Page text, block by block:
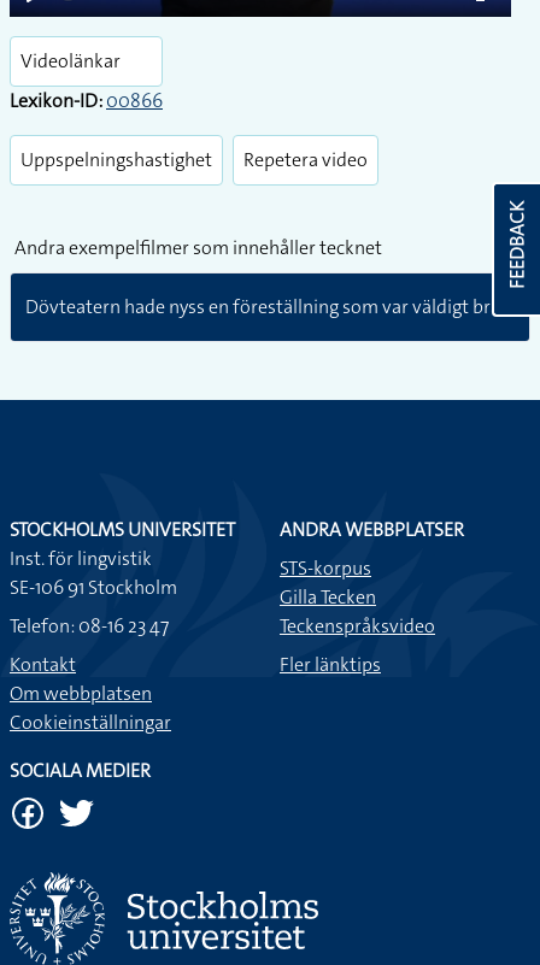
Play
Enter
Videolänkar
Lexikon-ID:00866
Uppspelningshastighet Repetera video
Andra exempelfilmer som innehåller tecknet
Dövteatern hade nyss en föreställning som var väldigt bra.
FEEDBACK
STOCKHOLMS UNIVERSITET
Inst. för lingvistik
SE-106 91 Stockholm
Telefon: 08-16 23 47
Kontakt
Om webbplatsen
Cookieinställningar
ANDRA WEBBPLATSER
STS-korpus
Gilla Tecken
Teckenspråksvideo
Fler länktips
SOCIALA MEDIER